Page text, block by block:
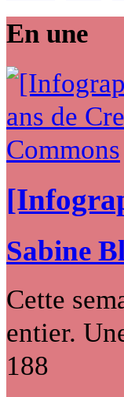
En une
Sabine
Cette
entier.
188